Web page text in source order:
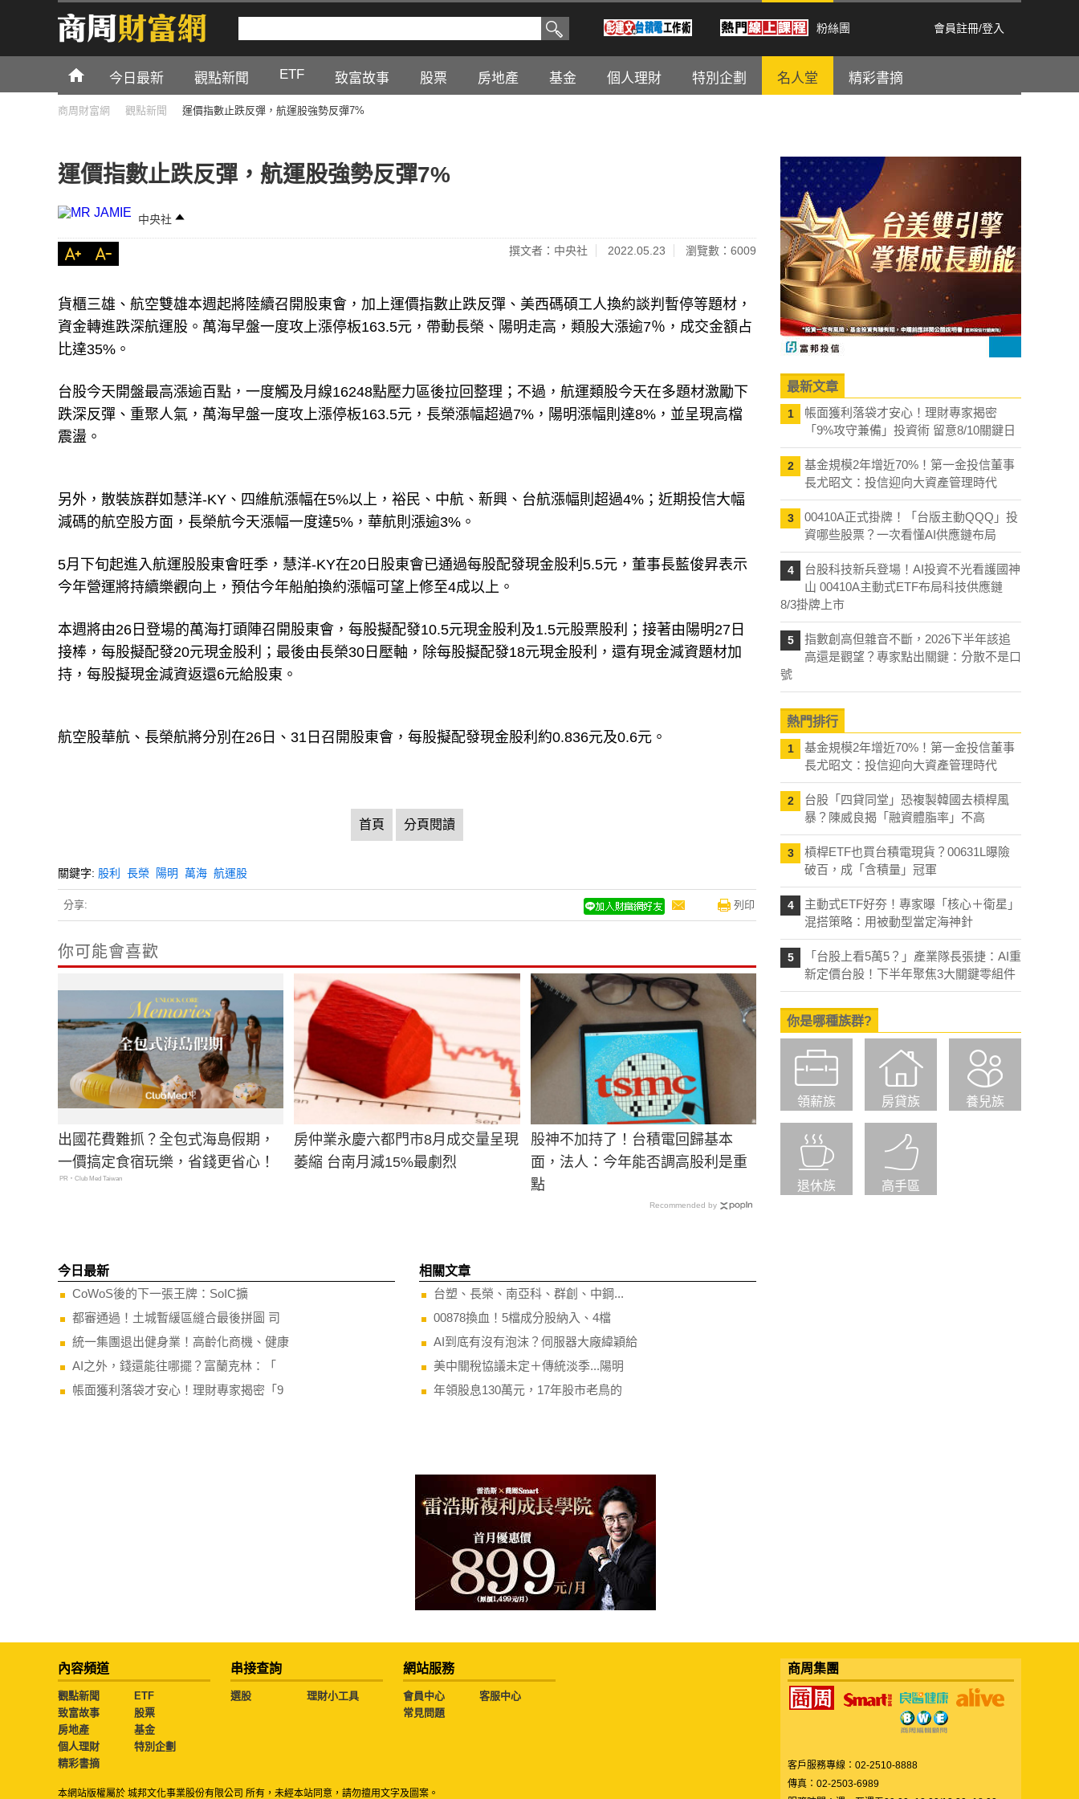
粉絲團 會員註冊/登入
今日最新 觀點新聞 ETF 致富故事 股票 房地產 基金 個人理財 特別企劃 名人堂 精彩書摘
商周財富網 觀點新聞 運價指數止跌反彈，航運股強勢反彈7%
運價指數止跌反彈，航運股強勢反彈7%
中央社
撰文者：中央社 2022.05.23 瀏覽數：6009
貨櫃三雄、航空雙雄本週起將陸續召開股東會，加上運價指數止跌反彈、美西碼碩工人換約談判暫停等題材，
資金轉進跌深航運股。萬海早盤一度攻上漲停板163.5元，帶動長榮、陽明走高，類股大漲逾7％，成交金額占
比達35%。
台股今天開盤最高漲逾百點，一度觸及月線16248點壓力區後拉回整理；不過，航運類股今天在多題材激勵下
跌深反彈、重聚人氣，萬海早盤一度攻上漲停板163.5元，長榮漲幅超過7%，陽明漲幅則達8%，並呈現高檔
震盪。
另外，散裝族群如慧洋-KY、四維航漲幅在5%以上，裕民、中航、新興、台航漲幅則超過4%；近期投信大幅
減碼的航空股方面，長榮航今天漲幅一度達5%，華航則漲逾3%。
5月下旬起進入航運股股東會旺季，慧洋-KY在20日股東會已通過每股配發現金股利5.5元，董事長藍俊昇表示
今年營運將持續樂觀向上，預估今年船舶換約漲幅可望上修至4成以上。
本週將由26日登場的萬海打頭陣召開股東會，每股擬配發10.5元現金股利及1.5元股票股利；接著由陽明27日
接棒，每股擬配發20元現金股利；最後由長榮30日壓軸，除每股擬配發18元現金股利，還有現金減資題材加
持，每股擬現金減資返還6元給股東。
航空股華航、長榮航將分別在26日、31日召開股東會，每股擬配發現金股利約0.836元及0.6元。
首頁 分頁閱讀
關鍵字: 股利 長榮 陽明 萬海 航運股
分享: 列印
你可能會喜歡
出國花費難抓？全包式海島假期，
一價搞定食宿玩樂，省錢更省心！
PR・Club Med Taiwan
房仲業永慶六都門市8月成交量呈現
萎縮 台南月減15%最劇烈
股神不加持了！台積電回歸基本
面，法人：今年能否調高股利是重
點
Recommended by
今日最新
CoWoS後的下一張王牌：SoIC擴
都審通過！土城暫緩區縫合最後拼圖 司
統一集團退出健身業！高齡化商機、健康
AI之外，錢還能往哪擺？富蘭克林：「
帳面獲利落袋才安心！理財專家揭密「9
相關文章
台塑、長榮、南亞科、群創、中鋼...
00878換血！5檔成分股納入、4檔
AI到底有沒有泡沫？伺服器大廠緯穎給
美中關稅協議未定＋傳統淡季...陽明
年領股息130萬元，17年股市老鳥的
最新文章
1
帳面獲利落袋才安心！理財專家揭密
「9%攻守兼備」投資術 留意8/10關鍵日
2
基金規模2年增近70%！第一金投信董事
長尤昭文：投信迎向大資產管理時代
3
00410A正式掛牌！「台版主動QQQ」投
資哪些股票？一次看懂AI供應鏈布局
4
台股科技新兵登場！AI投資不光看護國神
山 00410A主動式ETF布局科技供應鏈
8/3掛牌上市
5
指數創高但雜音不斷，2026下半年該追
高還是觀望？專家點出關鍵：分散不是口
號
熱門排行
1
基金規模2年增近70%！第一金投信董事
長尤昭文：投信迎向大資產管理時代
2
台股「四貸同堂」恐複製韓國去槓桿風
暴？陳威良揭「融資體脂率」不高
3
槓桿ETF也買台積電現貨？00631L曝險
破百，成「含積量」冠軍
4
主動式ETF好夯！專家曝「核心＋衛星」
混搭策略：用被動型當定海神針
5
「台股上看5萬5？」產業隊長張捷：AI重
新定價台股！下半年聚焦3大關鍵零組件
你是哪種族群?
領薪族 房貸族 養兒族
退休族 高手區
內容頻道
觀點新聞
ETF
致富故事
股票
房地產
基金
個人理財
特別企劃
精彩書摘
串接查詢
選股 理財小工具
網站服務
會員中心
客服中心
常見問題
本網站版權屬於 城邦文化事業股份有限公司 所有，未經本站同意，請勿擅用文字及圖案。
商周集團
客戶服務專線：02-2510-8888
傳真：02-2503-6989